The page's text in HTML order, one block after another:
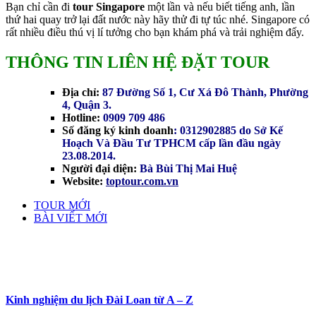
Bạn chỉ cần đi tour Singapore một lần và nếu biết tiếng anh, lần
thứ hai quay trở lại đất nước này hãy thử đi tự túc nhé. Singapore có
rất nhiều điều thú vị lí tưởng cho bạn khám phá và trải nghiệm đấy.
THÔNG TIN LIÊN HỆ ĐẶT TOUR
Địa chỉ: 87 Đường Số 1, Cư Xá Đô Thành, Phường
4, Quận 3.
Hotline: 0909 709 486
Số đăng ký kinh doanh: 0312902885 do Sở Kế
Hoạch Và Đầu Tư TPHCM cấp lần đầu ngày
23.08.2014.
Người đại diện: Bà Bùi Thị Mai Huệ
Website: toptour.com.vn
TOUR MỚI
BÀI VIẾT MỚI
Kinh nghiệm du lịch Đài Loan từ A – Z